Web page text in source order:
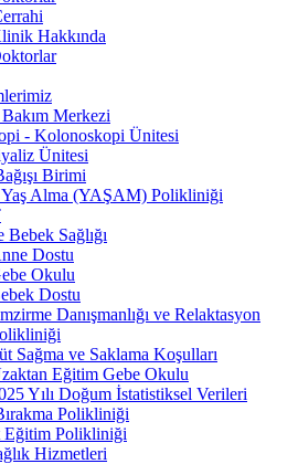
Hakkında
Merkezi
- Kolonoskopi Ünitesi
Ünitesi
Birimi
Yaş Alma (YAŞAM) Polikliniği
Bebek Sağlığı
Dostu
Okulu
Dostu
Danışmanlığı ve Relaktasyon
Sağma ve Saklama Koşulları
Eğitim Gebe Okulu
Yılı Doğum İstatistiksel Verileri
Polikliniği
Eğitim Polikliniği
Hizmetleri